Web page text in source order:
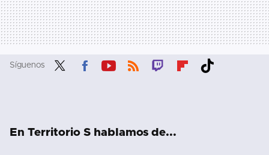
Síguenos
En Territorio S hablamos de...